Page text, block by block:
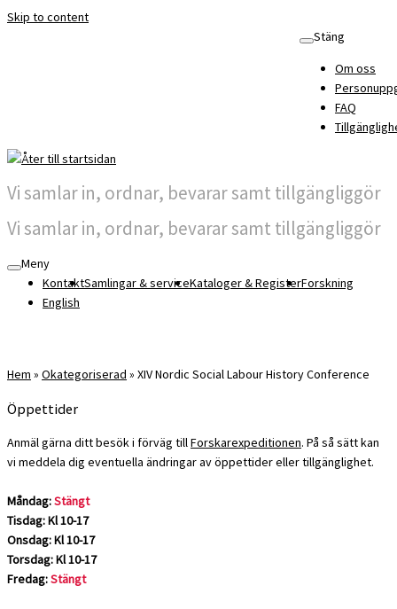
Skip to content
Stäng
Om oss
FAQ
Vi samlar in, ordnar, bevarar samt tillgängliggör
Vi samlar in, ordnar, bevarar samt tillgängliggör
Meny
KontaktSamlingar & serviceKataloger & RegisterForskning
English
Hem » Okategoriserad » XIV Nordic Social Labour History Conference
Öppettider
Anmäl gärna ditt besök i förväg tillForskarexpeditionen. På så sätt kan
vi meddela dig eventuella ändringar av öppettider eller tillgänglighet.
Måndag:Stängt
Tisdag: Kl 10-17
Onsdag: Kl 10-17
Torsdag: Kl 10-17
Fredag:Stängt